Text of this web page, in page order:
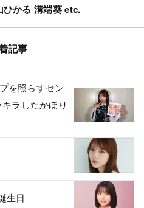
かる 溝端葵 etc.
記事
を照らすセン
ラしたかほり
生日